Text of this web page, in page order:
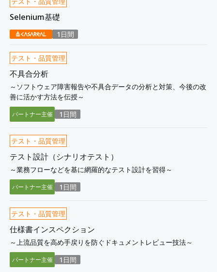
Selenium基礎
1日間
テスト・品質管理
不具合分析
～ソフトウェア障害報告や不具合データの分析と対策、今後の改
善に活かす方法を伝授～
パートナー主催 1日間
テスト・品質管理
テスト設計（シナリオテスト）
～業務フローなどを基に網羅的なテスト設計を習得～
パートナー主催 1日間
テスト・品質管理
仕様書インスペクション
～上流品質を高め手戻りを防ぐドキュメントレビュー技法～
パートナー主催 1日間